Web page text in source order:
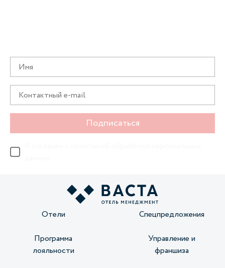
Подписаться
Отели Спецпредложения
Программа
лояльности
Управление и
франшиза